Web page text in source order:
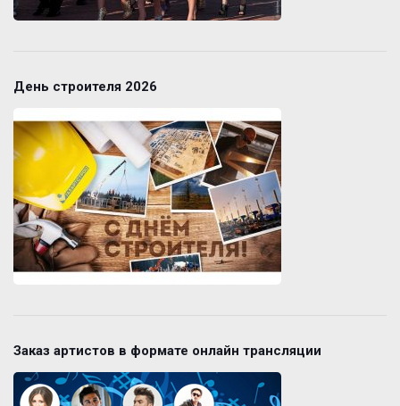
День строителя 2026
Заказ артистов в формате онлайн трансляции